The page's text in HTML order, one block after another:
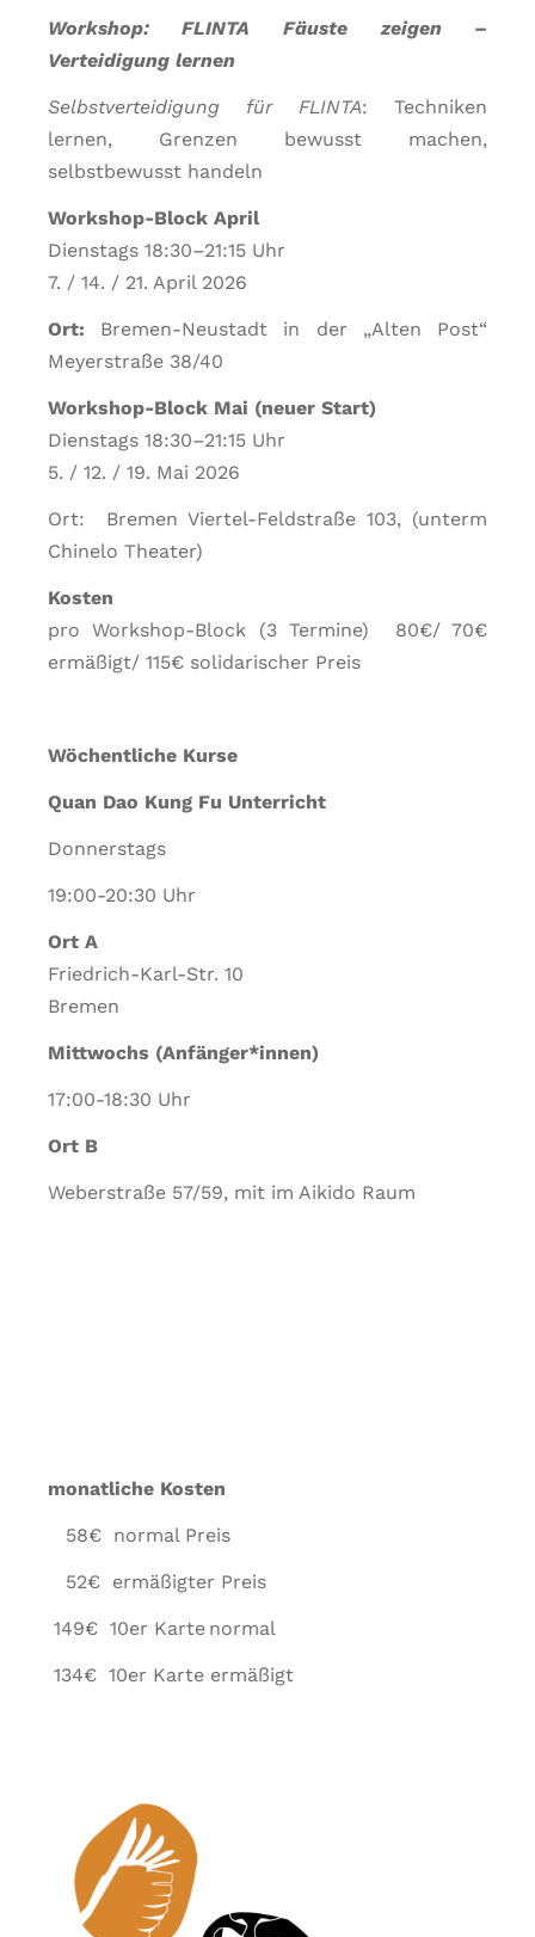
Workshop: FLINTA Fäuste zeigen –
Verteidigung lernen
Selbstverteidigung für FLINTA: Techniken
lernen, Grenzen bewusst machen,
selbstbewusst handeln
Workshop-Block April
Dienstags 18:30–21:15 Uhr
7. / 14. / 21. April 2026
Ort: Bremen-Neustadt in der „Alten Post“
Meyerstraße 38/40
Workshop-Block Mai (neuer Start)
Dienstags 18:30–21:15 Uhr
5. / 12. / 19. Mai 2026
Ort: Bremen Viertel-Feldstraße 103, (unterm
Chinelo Theater)
Kosten
pro Workshop-Block (3 Termine) 80€/ 70€
ermäßigt/ 115€ solidarischer Preis
Wöchentliche Kurse
Quan Dao Kung Fu Unterricht
Donnerstags
19:00-20:30 Uhr
Ort A
Friedrich-Karl-Str. 10
Bremen
Mittwochs (Anfänger*innen)
17:00-18:30 Uhr
Ort B
Weberstraße 57/59, mit im Aikido Raum
monatliche Kosten
58€ normal Preis
52€ ermäßigter Preis
149€ 10er Kartenormal
134€ 10er Karte ermäßigt